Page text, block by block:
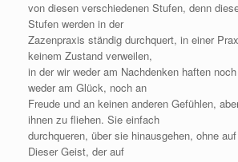
von diesen verschiedenen Stufen, denn
Stufen werden in der
Zazenpraxis ständig durchquert, in einer
keinem Zustand verweilen,
in der wir weder am Nachdenken haften
weder am Glück, noch an
Freude und an keinen anderen Gefühlen,
ihnen zu fliehen. Sie einfach
durchqueren, über sie hinausgehen, ohne
Dieser Geist, der auf